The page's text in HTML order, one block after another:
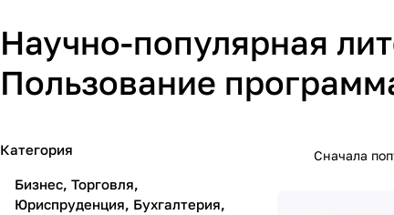
Научно-популярная
Пользование
Сначала
Категория
Бизнес, Торговля,
Юриспруденция, Бухгалтерия,